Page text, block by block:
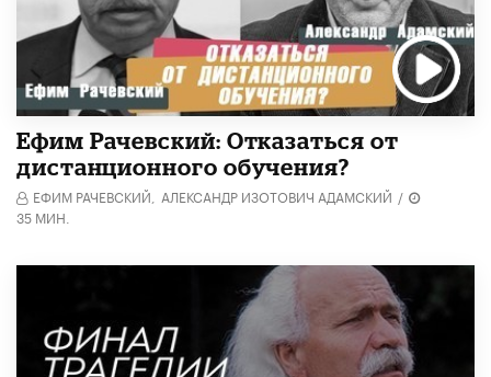
Ефим Рачевский: Отказаться от
дистанционного обучения?
ЕФИМ РАЧЕВСКИЙ, АЛЕКСАНДР ИЗОТОВИЧ АДАМСКИЙ /
35 МИН.